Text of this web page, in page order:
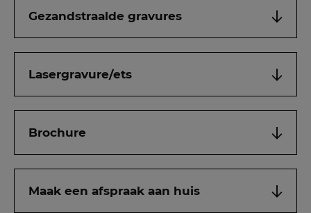
Gezandstraalde gravures
Lasergravure/ets
Brochure
Maak een afspraak aan huis